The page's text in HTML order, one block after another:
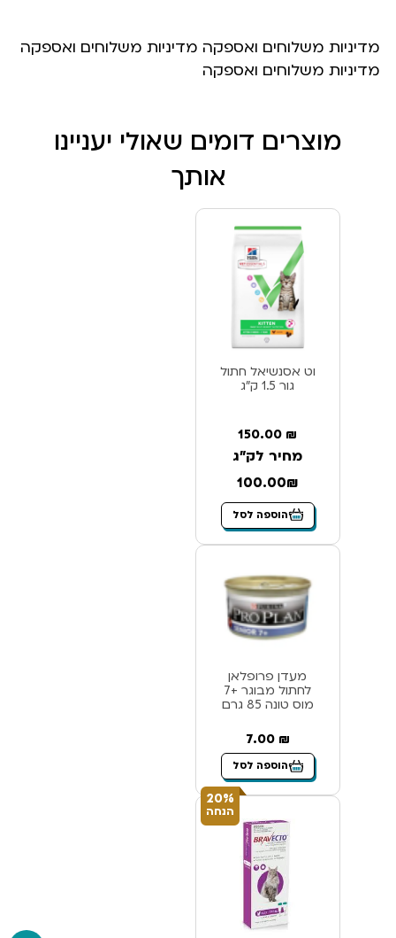
מדיניות משלוחים ואספקה מדיניות משלוחים ואספקה
מדיניות משלוחים ואספקה
מוצרים דומים שאולי יעניינו
אותך
וט אסנשיאל חתול
גור 1.5 ק”ג
150.00 ₪
מחיר לק"ג
100.00₪
הוספה לסל
מעדן פרופלאן
לחתול מבוגר +7
מוס טונה 85 גרם
7.00 ₪
הוספה לסל
20%
הנחה